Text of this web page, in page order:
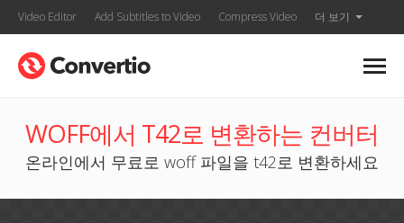
Video Editor Add Subtitles to Video Compress Video 더 보기
WOFF에서 T42로 변환하는 컨버터
온라인에서 무료로 woff 파일을 t42로 변환하세요